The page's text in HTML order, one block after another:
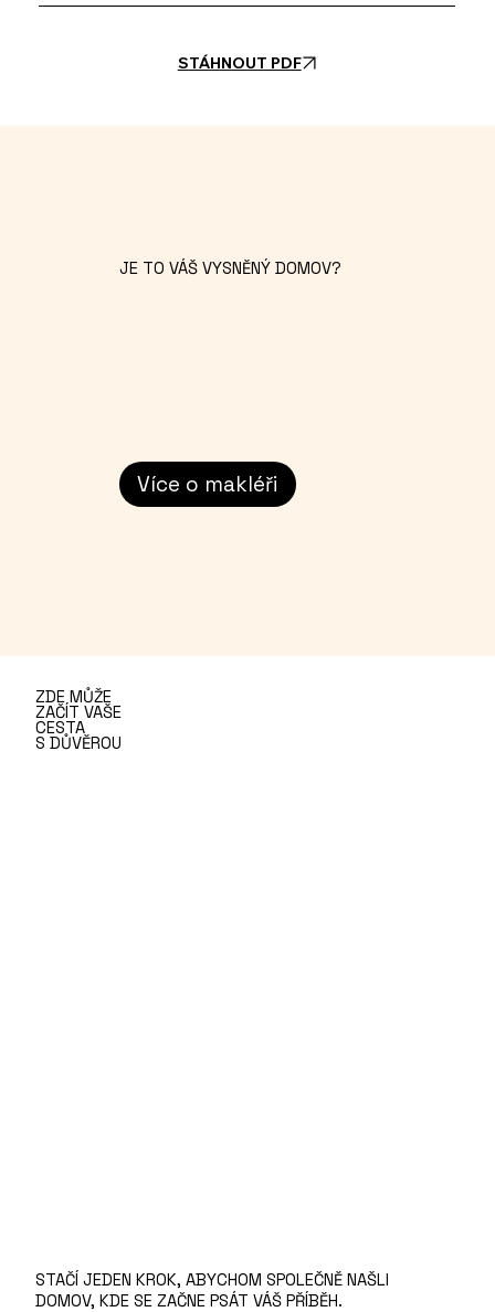
STÁHNOUT PDF
JE TO VÁŠ VYSNĚNÝ DOMOV?
Více o makléři
ZDE MŮŽE
ZAČÍT VAŠE
CESTA
S DŮVĚROU
STAČÍ JEDEN KROK, ABYCHOM SPOLEČNĚ NAŠLI
DOMOV, KDE SE ZAČNE PSÁT VÁŠ PŘÍBĚH.